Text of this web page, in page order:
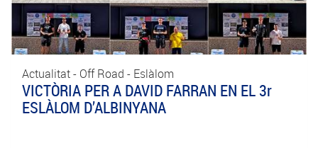
Actualitat - Off Road - Eslàlom
VICTÒRIA PER A DAVID FARRAN EN EL 3r
ESLÀLOM D’ALBINYANA